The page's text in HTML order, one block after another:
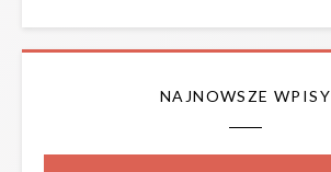
NAJNOWSZE WPISY